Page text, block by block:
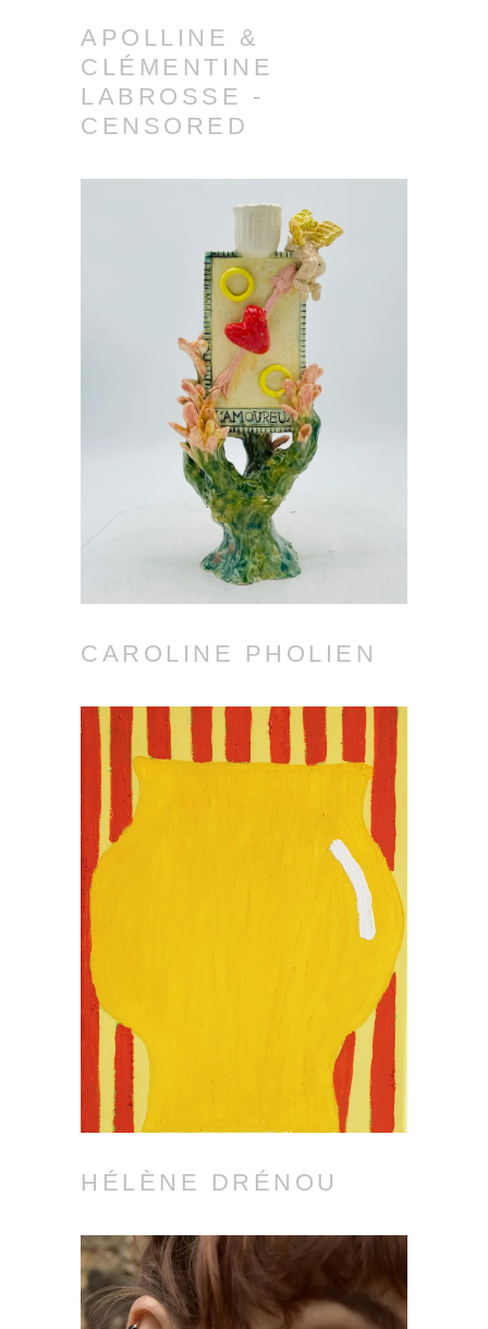
APOLLINE &
CLÉMENTINE
LABROSSE -
CENSORED
CAROLINE PHOLIEN
HÉLÈNE DRÉNOU